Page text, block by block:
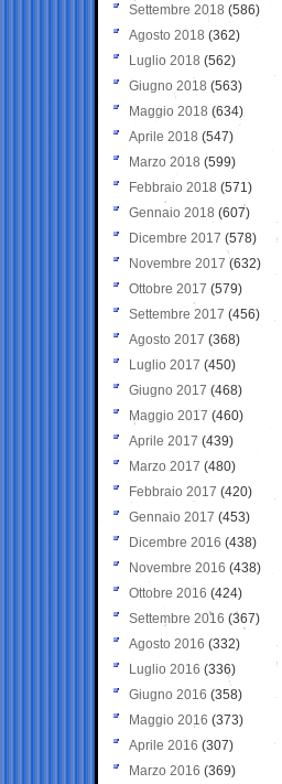
Settembre 2018 (586)
Agosto 2018 (362)
Luglio 2018 (562)
Giugno 2018 (563)
Maggio 2018 (634)
Aprile 2018 (547)
Marzo 2018 (599)
Febbraio 2018 (571)
Gennaio 2018 (607)
Dicembre 2017 (578)
Novembre 2017 (632)
Ottobre 2017 (579)
Settembre 2017 (456)
Agosto 2017 (368)
Luglio 2017 (450)
Giugno 2017 (468)
Maggio 2017 (460)
Aprile 2017 (439)
Marzo 2017 (480)
Febbraio 2017 (420)
Gennaio 2017 (453)
Dicembre 2016 (438)
Novembre 2016 (438)
Ottobre 2016 (424)
Settembre 2016 (367)
Agosto 2016 (332)
Luglio 2016 (336)
Giugno 2016 (358)
Maggio 2016 (373)
Aprile 2016 (307)
Marzo 2016 (369)